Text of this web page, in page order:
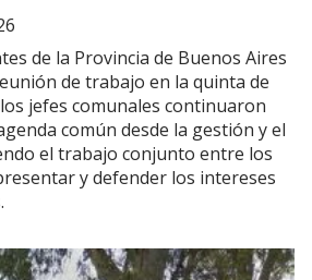
de la Provincia de Buenos Aires
de trabajo en la quinta de
jefes comunales continuaron
común desde la gestión y el
el trabajo conjunto entre los
y defender los intereses